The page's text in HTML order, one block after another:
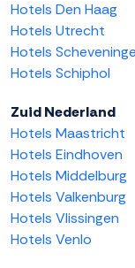
Hotels Den Haag
Hotels Utrecht
Hotels
Hotels Schiphol
Zuid Nederland
Hotels Maastricht
Hotels Eindhoven
Hotels Middelburg
Hotels Valkenburg
Hotels Vlissingen
Hotels Venlo